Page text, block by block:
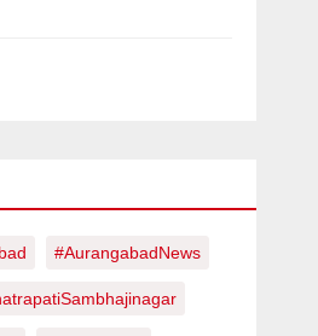
#AurangabadNews